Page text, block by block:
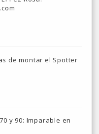
de montar el Spotter
y 90: Imparable en